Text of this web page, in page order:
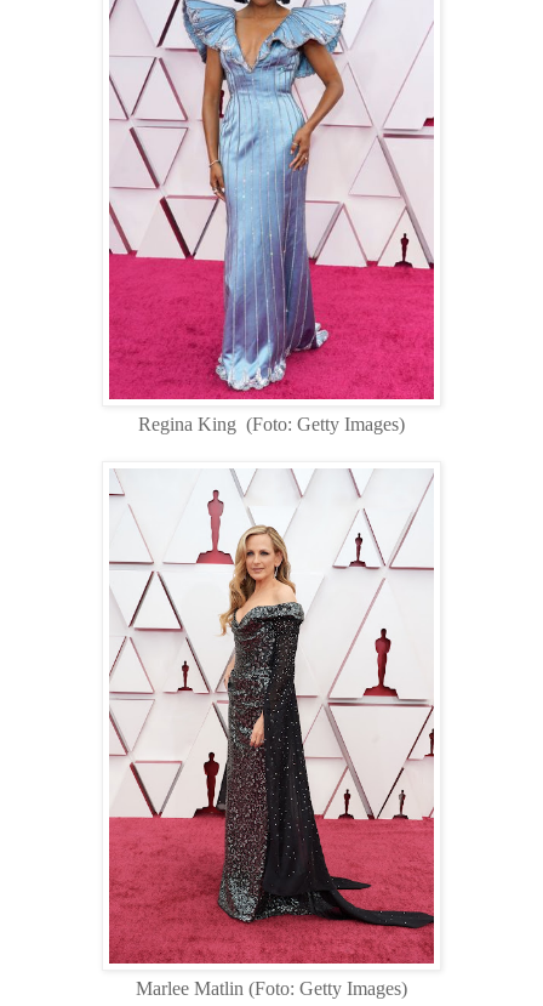
Regina King (Foto: Getty Images)
Marlee Matlin (Foto: Getty Images)